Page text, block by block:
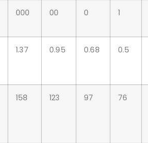
000 00 0 1
1.37 0.95 0.68 0.5
158 123 97 76